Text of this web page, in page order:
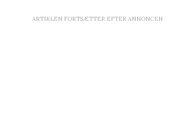
ARTIKLEN FORTSÆTTER EFTER ANNONCEN